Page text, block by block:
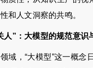
和人文洞察的共鸣。
人”：大模型的规范意识
域，“大模型”这一概